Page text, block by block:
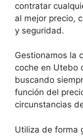
contratar
al mejor precio,
y seguridad.
Gestionamos la
coche en Utebo
buscando
función del
circunstancias
Utiliza de forma